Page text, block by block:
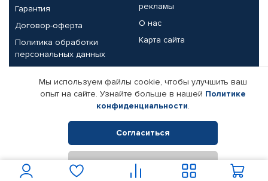
Гарантия
Договор-оферта
Политика обработки
персональных данных
рекламы
О нас
Карта сайта
Партнерам
Корпоративным клиентам
Поставщикам
Реквизиты компании
© КАМАЗ ЦЕНТР ДОНЕЦК, 2015-2026. Все права защищены.
Интернет-магазин автомобильных товаров Автопрофи.
Мы используем файлы cookie, чтобы улучшить ваш
опыт на сайте. Узнайте больше в нашей Политике
конфиденциальности.
Согласиться
Отклонить